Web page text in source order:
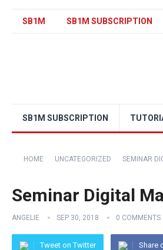
SB1M SB1M SUBSCRIPTION
SB1M SUBSCRIPTION
HOME UNCATEGORIZED SEMINAR
Seminar Digital
ANGELIE SEP 30, 2018 0 COMMENTS
Tweet on Twitter Share